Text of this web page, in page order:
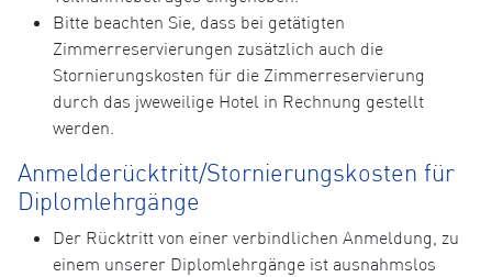
Bitte beachten Sie, dass bei getätigten
Zimmerreservierungen zusätzlich auch die
Stornierungskosten für die Zimmerreservierung
durch das jweweilige Hotel in Rechnung gestellt
werden.
Anmelderücktritt/Stornierungskosten für
Diplomlehrgänge
Der Rücktritt von einer verbindlichen Anmeldung, zu
einem unserer Diplomlehrgänge ist ausnahmslos